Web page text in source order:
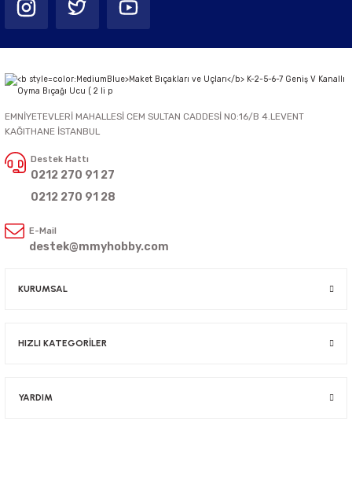
EMNİYETEVLERİ MAHALLESİ CEM SULTAN CADDESİ NO:16/B 4.LEVENT
KAĞITHANE İSTANBUL
Destek Hattı
0212 270 91 27
0212 270 91 28
E-Mail
destek@mmyhobby.com
KURUMSAL
HIZLI KATEGORİLER
YARDIM